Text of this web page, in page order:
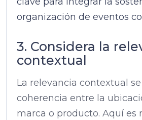
organización de eventos
3. Considera la
contextual
La relevancia contextual
coherencia entre la
marca o producto. Aquí es